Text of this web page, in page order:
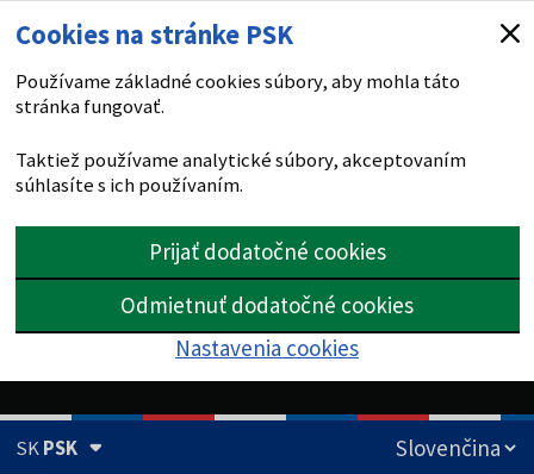
Cookies na stránke PSK
Používame základné cookies súbory, aby mohla táto
stránka fungovať.
Taktiež používame analytické súbory, akceptovaním
súhlasíte s ich používaním.
Prijať dodatočné cookies
Odmietnuť dodatočné cookies
Nastavenia cookies
SKPSK